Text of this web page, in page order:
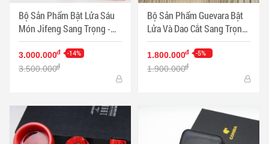
Bộ Sản Phẩm Bật Lửa Sáu
Món Jifeng Sang Trọng -
Mã SP: PKXG338
3.000.000đ -14%
3.500.000đ
Bộ Sản Phẩm Guevara Bật
Lửa Và Dao Cắt Sang Trọng
Màu Đỏ - Mã SP: PKXG336
1.800.000đ -5%
1.900.000đ